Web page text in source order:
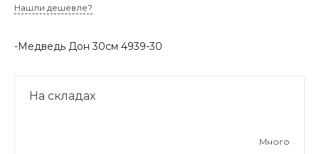
Нашли дешевле?
-Медведь Дон 30см 4939-30
На складах
Много